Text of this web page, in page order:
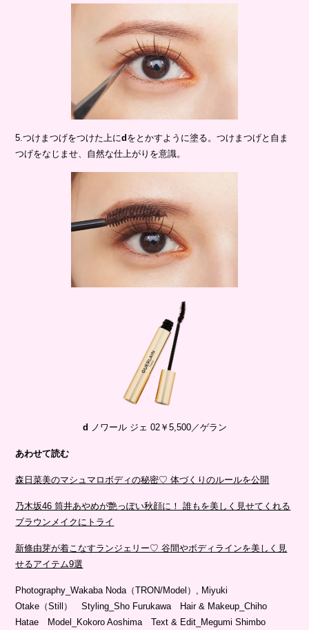
5.つけまつげをつけた上にd をとかすように塗る。つけまつげと自ま
つげをなじませ、自然な仕上がりを意識。
d ノワール ジェ 02￥5,500／ゲラン
あわせて読む
森日菜美のマシュマロボディの秘密♡ 体づくりのルールを公開
乃木坂46 筒井あやめが艶っぽい秋顔に！ 誰もを美しく見せてくれる
ブラウンメイクにトライ
新條由芽が着こなすランジェリー♡ 谷間やボディラインを美しく見
せるアイテム9選
Photography_Wakaba Noda（TRON/Model）, Miyuki
Otake（Still） Styling_Sho Furukawa Hair & Makeup_Chiho
Hatae Model_Kokoro Aoshima Text & Edit_Megumi Shimbo